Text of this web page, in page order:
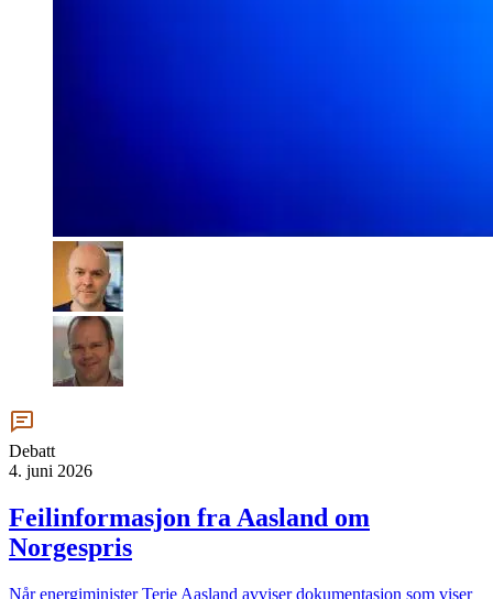
Debatt
4. juni 2026
Feilinfor­masjon fra Aasland om
Norgespris
Når energiminister Terje Aasland avviser dokumentasjon som viser